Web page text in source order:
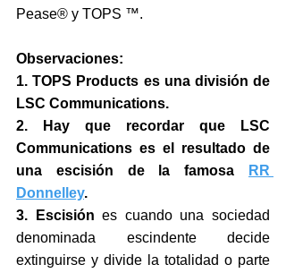
Pease® y TOPS ™.
Observaciones:
1. TOPS Products es una división de
LSC Communications.
2. Hay que recordar que LSC
Communications es el resultado de
una escisión de la famosa
RR
Donnelley.
3. Escisión es cuando una sociedad
denominada escindente decide
extinguirse y divide la totalidad o parte